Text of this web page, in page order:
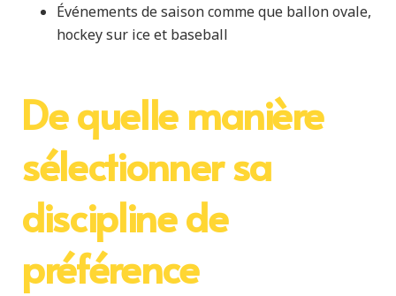
Événements de saison comme que ballon ovale,
hockey sur ice et baseball
De quelle manière
sélectionner sa
discipline de
préférence